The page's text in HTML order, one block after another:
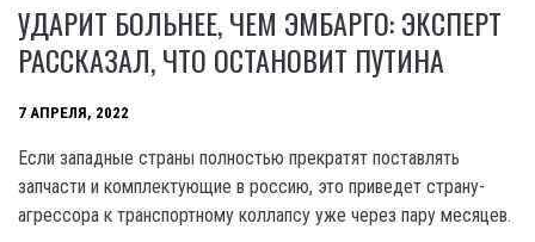
УДАРИТ БОЛЬНЕЕ, ЧЕМ ЭМБАРГО: ЭКСПЕРТ
РАССКАЗАЛ, ЧТО ОСТАНОВИТ ПУТИНА
7 АПРЕЛЯ, 2022
Если западные страны полностью прекратят поставлять
запчасти и комплектующие в россию, это приведет страну-
агрессора к транспортному коллапсу уже через пару месяцев.